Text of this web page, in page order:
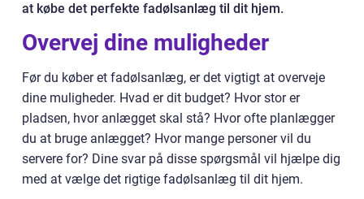
at købe det perfekte fadølsanlæg til dit hjem.
Overvej dine muligheder
Før du køber et fadølsanlæg, er det vigtigt at overveje
dine muligheder. Hvad er dit budget? Hvor stor er
pladsen, hvor anlægget skal stå? Hvor ofte planlægger
du at bruge anlægget? Hvor mange personer vil du
servere for? Dine svar på disse spørgsmål vil hjælpe dig
med at vælge det rigtige fadølsanlæg til dit hjem.